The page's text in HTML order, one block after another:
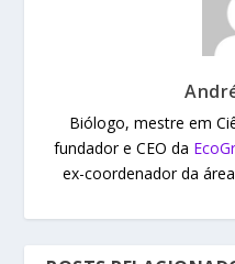
Biólogo, mestre em
fundador e CEO da
ex-coordenador da